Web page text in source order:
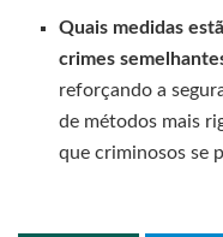
Quais medidas
crimes
reforçando a
de métodos mais
que criminosos se